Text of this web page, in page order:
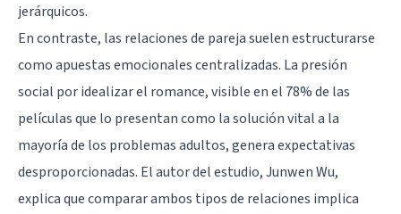
jerárquicos.
En contraste, las relaciones de pareja suelen estructurarse
como apuestas emocionales centralizadas. La presión
social por idealizar el romance, visible en el 78% de las
películas que lo presentan como la solución vital a la
mayoría de los problemas adultos, genera expectativas
desproporcionadas. El autor del estudio, Junwen Wu,
explica que comparar ambos tipos de relaciones implica